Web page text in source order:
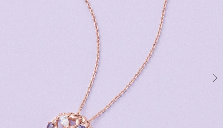
#ペア #ダイヤモンド ネックレス
#くまのプーさん